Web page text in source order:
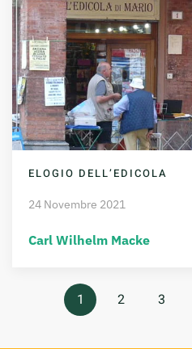
ELOGIO DELL’EDICOLA
24 Novembre 2021
Carl Wilhelm Macke
1 2 3